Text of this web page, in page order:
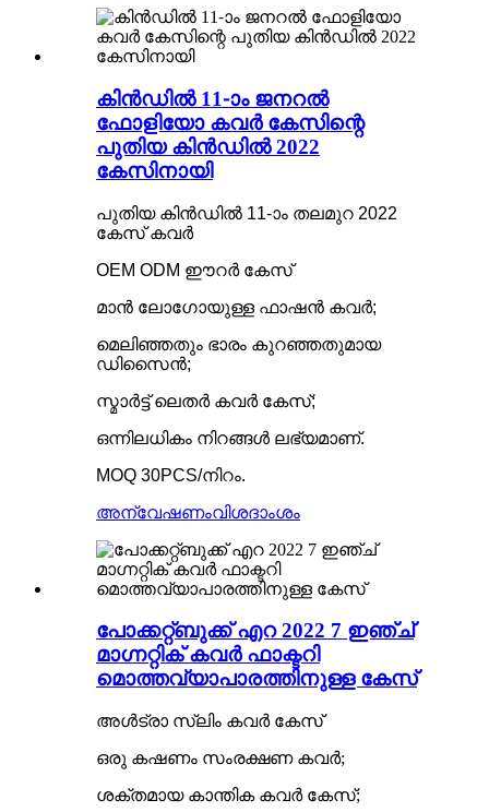
കിൻഡിൽ 11-ാം ജനറൽ
ഫോളിയോ കവർ കേസിന്റെ
പുതിയ കിൻഡിൽ 2022
കേസിനായി
പുതിയ കിൻഡിൽ 11-ാം തലമുറ 2022
കേസ് കവർ
OEM ODM ഈറർ കേസ്
മാൻ ലോഗോയുള്ള ഫാഷൻ കവർ;
മെലിഞ്ഞതും ഭാരം കുറഞ്ഞതുമായ
ഡിസൈൻ;
സ്മാർട്ട് ലെതർ കവർ കേസ്;
ഒന്നിലധികം നിറങ്ങൾ ലഭ്യമാണ്.
MOQ 30PCS/നിറം.
അന്വേഷണംവിശദാംശം
പോക്കറ്റ്ബുക്ക് എറ 2022 7 ഇഞ്ച്
മാഗ്നറ്റിക് കവർ ഫാക്ടറി
മൊത്തവ്യാപാരത്തിനുള്ള കേസ്
അൾട്രാ സ്ലിം കവർ കേസ്
ഒരു കഷണം സംരക്ഷണ കവർ;
ശക്തമായ കാന്തിക കവർ കേസ്;